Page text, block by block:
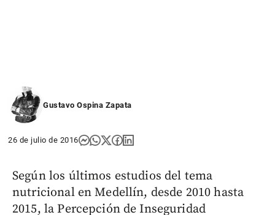
Gustavo Ospina Zapata
26 de julio de 2016
Según los últimos estudios del tema
nutricional en Medellín, desde 2010 hasta
2015, la Percepción de Inseguridad